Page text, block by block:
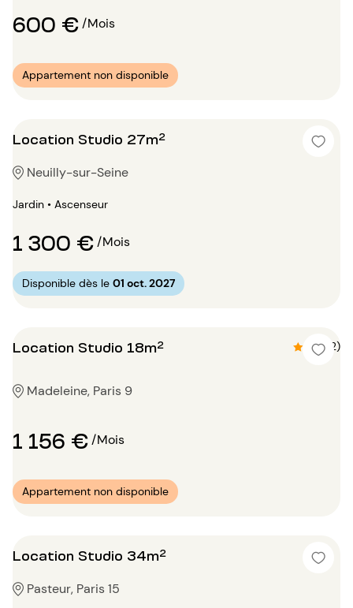
600 €/Mois
Appartement non disponible
Location Studio 27m²
Neuilly-sur-Seine
Jardin • Ascenseur
1 300 €/Mois
Disponible dès le 01 oct. 2027
Location Studio 18m² 4.5 (2)
Madeleine, Paris 9
1 156 €/Mois
Appartement non disponible
Location Studio 34m²
Pasteur, Paris 15